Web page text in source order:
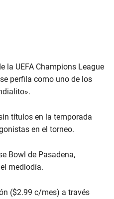
la UEFA Champions League
perfila como uno de los
títulos en la temporada
en el torneo.
Bowl de Pasadena,
mediodía.
($2.99 c/mes) a través